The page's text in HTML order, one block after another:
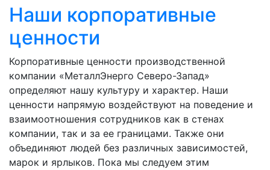
Наши корпоративные
ценности
Корпоративные ценности производственной
компании «МеталлЭнерго Северо-Запад»
определяют нашу культуру и характер. Наши
ценности напрямую воздействуют на поведение и
взаимоотношения сотрудников как в стенах
компании, так и за ее границами. Также они
объединяют людей без различных зависимостей,
марок и ярлыков. Пока мы следуем этим